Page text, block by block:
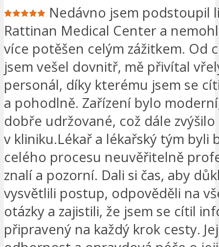
Nedávno jsem podstoupil
Rattinan Medical Center a
více potěšen celým zážitkem. Od
jsem vešel dovnitř, mě přivítal
personál, díky kterému jsem se
a pohodlně. Zařízení bylo
dobře udržované, což dále
v kliniku.Lékař a lékařský tým byli
celého procesu neuvěřitelně
znalí a pozorní. Dali si čas, aby
vysvětlili postup, odpověděli na
otázky a zajistili, že jsem se cítil
připravený na každý krok cesty.